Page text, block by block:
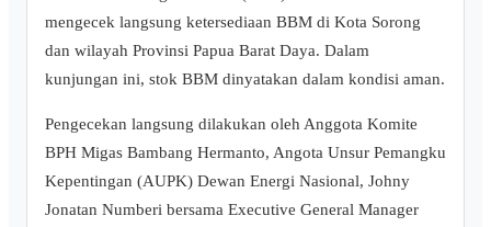
mengecek langsung ketersediaan BBM di Kota Sorong
dan wilayah Provinsi Papua Barat Daya. Dalam
kunjungan ini, stok BBM dinyatakan dalam kondisi aman.
Pengecekan langsung dilakukan oleh Anggota Komite
BPH Migas Bambang Hermanto, Angota Unsur Pemangku
Kepentingan (AUPK) Dewan Energi Nasional, Johny
Jonatan Numberi bersama Executive General Manager